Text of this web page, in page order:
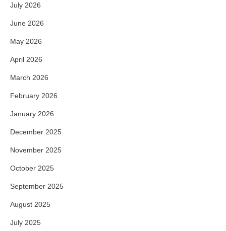
July 2026
June 2026
May 2026
April 2026
March 2026
February 2026
January 2026
December 2025
November 2025
October 2025
September 2025
August 2025
July 2025